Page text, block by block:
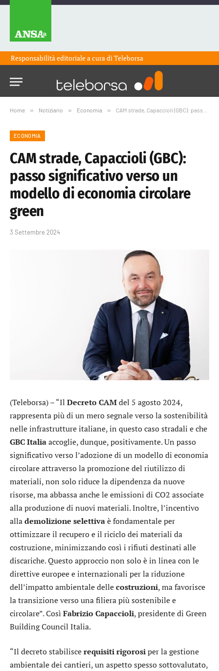
Responsabilità editoriale a cura diTeleborsa
Home » Notiziario » Economia » CAM strade, Capaccioli (GBC): passo significativo verso un modello di economia circolare green
ECONOMIA
CAM strade, Capaccioli (GBC):
passo significativo verso un
modello di economia circolare
green
3 Settembre 2024
(Teleborsa) – “Il Decreto CAMdel 5 agosto 2024,
rappresenta più di un mero segnale verso la sostenibilità
nelle infrastrutture italiane, in questo caso stradali e che
GBC Italiaaccoglie, dunque, positivamente. Un passo
significativo verso l’adozione di un modello di economia
circolare attraverso la promozione del riutilizzo di
materiali, non solo riduce la dipendenza da nuove
risorse, ma abbassa anche le emissioni di CO2 associate
alla produzione di nuovi materiali. Inoltre, l’incentivo
allademolizione selettivaè fondamentale per
ottimizzare il recupero e il riciclo dei materiali da
costruzione, minimizzando così i rifiuti destinati alle
discariche. Questo approccio non solo è in linea con le
direttive europee e internazionali per la riduzione
dell’impatto ambientale dellecostruzioni, ma favorisce
la transizione verso una filiera più sostenibile e
circolare”. Così Fabrizio Capaccioli, presidente di Green
Building Council Italia.
“Il decreto stabiliscerequisitirigorosiper la gestione
ambientale dei cantieri, un aspetto spesso sottovalutato,